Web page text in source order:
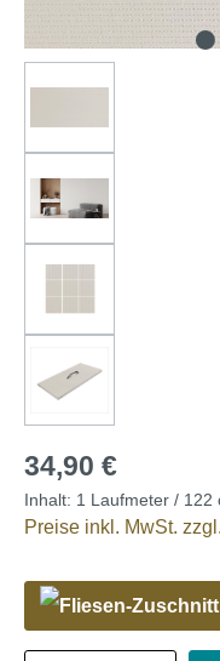
34,90 €
Inhalt: 1 Laufmeter / 122
Preise inkl. MwSt.